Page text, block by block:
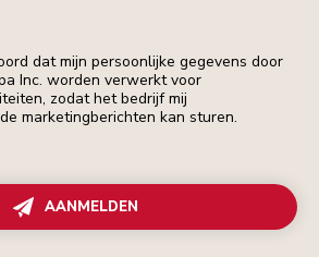
dat mijn persoonlijke gegevens door
Inc. worden verwerkt voor
zodat het bedrijf mij
marketingberichten kan sturen.
AANMELDEN